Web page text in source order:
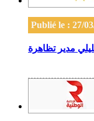
Publié le : 27/